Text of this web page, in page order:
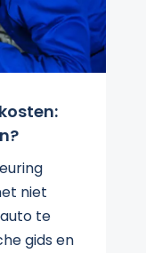
niet
te
gids en